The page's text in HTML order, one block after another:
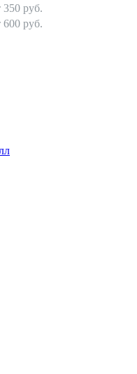
350 руб.
600 руб.